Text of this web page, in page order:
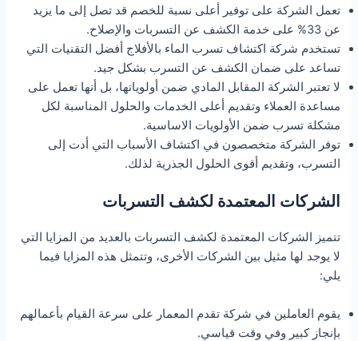
تعمل الشركة على توفير أعلى نسبة للخصم قد تصل إلى ما يزيد
عن 33% على خدمة الكشف عن التسربات والإصلاح.
تستخدم شركة اكتشاف تسرب الماء بالأفلاج أفضل التقنيات التي
تساعد على ضمان الكشف عن التسرب بشكل جيد.
لا تعتبر الشركة المقابل المادي ضمن أولوياتها، بل أنها تعمل على
مساعدة العملاء وتقديم أعلى الخدمات والحلول المناسبة لكل
مشكلة تسرب ضمن الأولويات الاساسية.
توفر الشركة متخصصون في اكتشاف الأسباب التي أدت إلى
التسرب، وتقديم أقوى الحلول الجذرية لذلك.
الشركات المعتمدة لكشف التسربات
تتميز الشركات المعتمدة لكشف التسربات بالعديد من المزايا التي
لا يوجد لها مثيل بين الشركات الأخرى، وتتمثل هذه المزايا فيما
يلي:
يقوم العاملين في شركة تقدم المعمار على سرعة القيام بأعمالهم
بإنجاز كبير وفي وقت قياسي.